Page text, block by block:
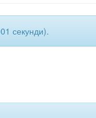
секунди).